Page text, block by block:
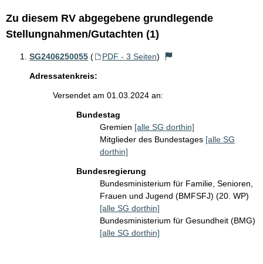
Zu diesem RV abgegebene grundlegende
Stellungnahmen/Gutachten (1)
SG2406250055 ( PDF - 3 Seiten)
Adressatenkreis:
Versendet am 01.03.2024 an:
Bundestag
Gremien [alle SG dorthin]
Mitglieder des Bundestages [alle SG
dorthin]
Bundesregierung
Bundesministerium für Familie, Senioren,
Frauen und Jugend (BMFSFJ) (20. WP)
[alle SG dorthin]
Bundesministerium für Gesundheit (BMG)
[alle SG dorthin]